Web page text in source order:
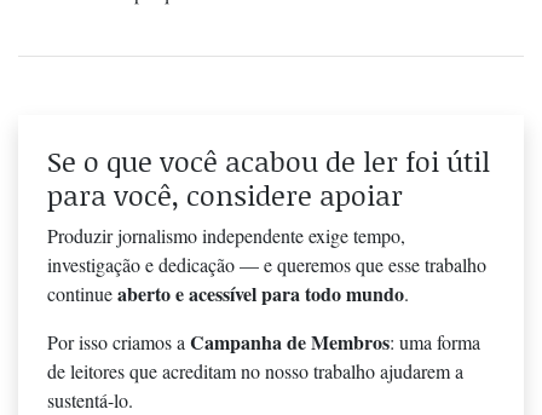
Se o que você acabou de ler foi útil
para você, considere apoiar
Produzir jornalismo independente exige tempo,
investigação e dedicação — e queremos que esse trabalho
continueaberto e acessível para todo mundo.
Por isso criamos a Campanha de Membros: uma forma
de leitores que acreditam no nosso trabalho ajudarem a
sustentá-lo.